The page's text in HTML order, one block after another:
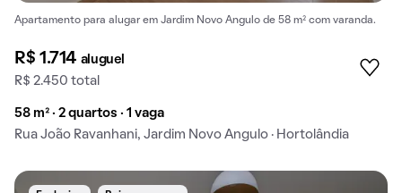
Apartamento para alugar em Jardim Novo Angulo de 58 m² com varanda.
R$ 1.714 aluguel
R$ 2.450 total
58 m² · 2 quartos · 1 vaga
Rua João Ravanhani, Jardim Novo Angulo · Hortolândia